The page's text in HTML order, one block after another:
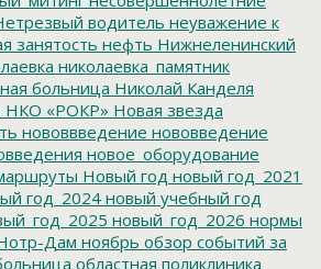
водитель неуважение к
занятость нефть Нижнеленинский
николаевка_памятник
больница Николай Канделя
НКО «РОКР» Новая звезда
нововвведение нововведение
новое_оборудование
Новый год новый год_2021
год_2024 новый учебный год
новый_год_2026 нормы
Дам ноябрь обзор событий за
областная поликлиника